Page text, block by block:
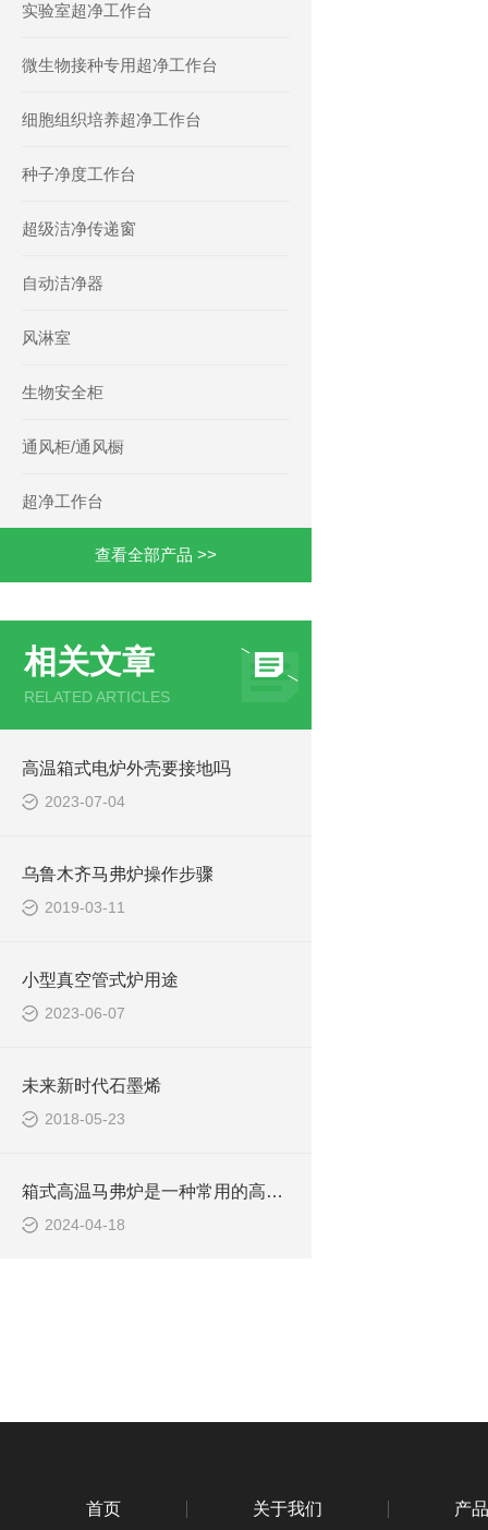
实验室超净工作台
微生物接种专用超净工作台
细胞组织培养超净工作台
种子净度工作台
超级洁净传递窗
自动洁净器
风淋室
生物安全柜
通风柜/通风橱
超净工作台
查看全部产品 >>
相关文章
RELATED ARTICLES
高温箱式电炉外壳要接地吗
2023-07-04
乌鲁木齐马弗炉操作步骤
2019-03-11
小型真空管式炉用途
2023-06-07
未来新时代石墨烯
2018-05-23
箱式高温马弗炉是一种常用的高温实验设备
2024-04-18
首页 关于我们 产